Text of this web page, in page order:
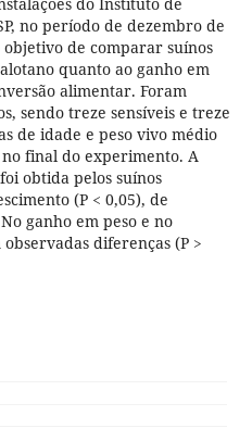
no período de dezembro de
objetivo de comparar suínos
quanto ao ganho em
alimentar. Foram
sendo treze sensíveis e treze
de idade e peso vivo médio
final do experimento. A
obtida pelos suínos
(P < 0,05), de
ganho em peso e no
diferenças (P >